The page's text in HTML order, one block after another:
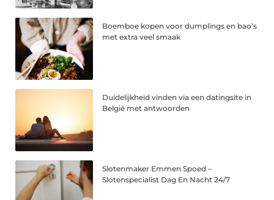
Boemboe kopen voor dumplings en bao’s
met extra veel smaak
Duidelijkheid vinden via een datingsite in
België met antwoorden
Slotenmaker Emmen Spoed –
Slotenspecialist Dag En Nacht 24/7